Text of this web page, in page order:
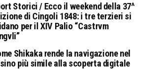
Storici / Ecco il weekend della 37^
di Cingoli 1848: i tre terzieri si
per il XIV Palio “Castrvm
Shikaka rende la navigazione nel
più simile alla scoperta digitale